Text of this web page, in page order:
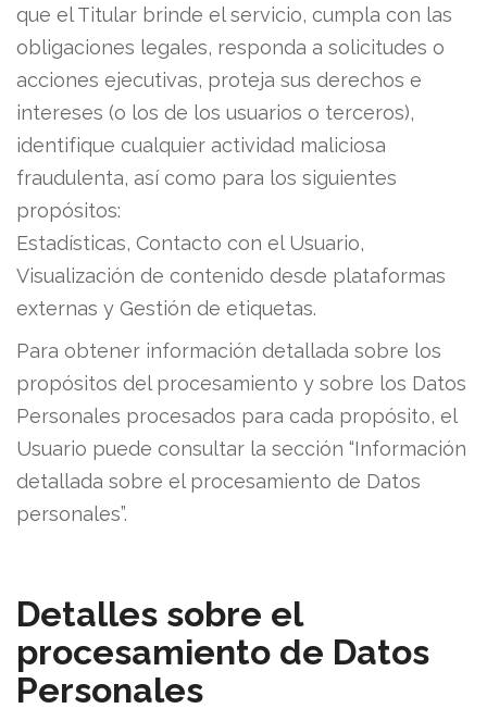
que el Titular brinde el servicio, cumpla con las
obligaciones legales, responda a solicitudes o
acciones ejecutivas, proteja sus derechos e
intereses (o los de los usuarios o terceros),
identifique cualquier actividad maliciosa
fraudulenta, así como para los siguientes
propósitos:
Estadísticas, Contacto con el Usuario,
Visualización de contenido desde plataformas
externas y Gestión de etiquetas.
Para obtener información detallada sobre los
propósitos del procesamiento y sobre los Datos
Personales procesados para cada propósito, el
Usuario puede consultar la sección “Información
detallada sobre el procesamiento de Datos
personales”.
Detalles sobre el
procesamiento de Datos
Personales